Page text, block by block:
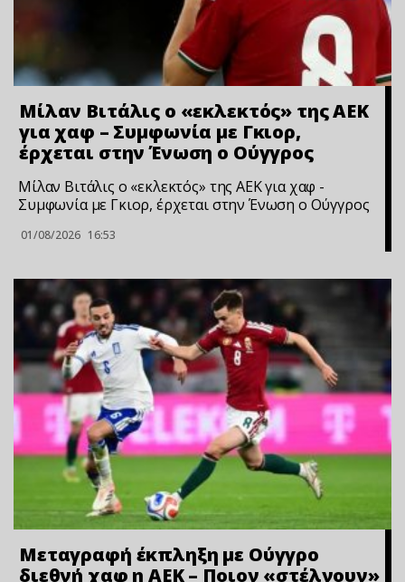
Μίλαν Βιτάλις ο «εκλεκτός» της ΑΕΚ
για χαφ – Συμφωνία με Γκιορ,
έρχεται στην Ένωση ο Ούγγρος
Μίλαν Βιτάλις ο «εκλεκτός» της ΑΕΚ για χαφ -
Συμφωνία με Γκιορ, έρχεται στην Ένωση ο Ούγγρος
01/08/2026 16:53
Μεταγραφή έκπληξη με Ούγγρο
διεθνή χαφ η ΑΕΚ – Ποιον «στέλνουν»